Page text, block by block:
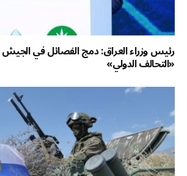
رئيس وزراء العراق: دمج الفصائل في
«التحالف الدولي»